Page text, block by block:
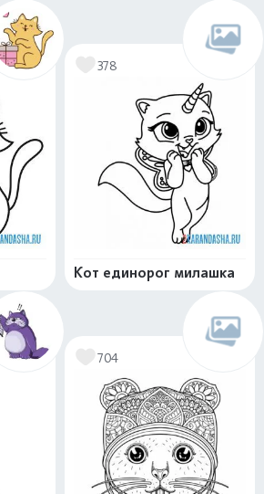
378
Кот единорог милашка
704